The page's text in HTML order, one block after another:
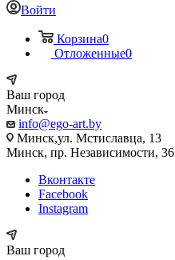
Войти
Корзина0
Отложенные0
Ваш город
Минск
info@ego-art.by
Минск,ул. Мстиславца, 13
Минск, пр. Независимости, 36
Вконтакте
Facebook
Instagram
Ваш город